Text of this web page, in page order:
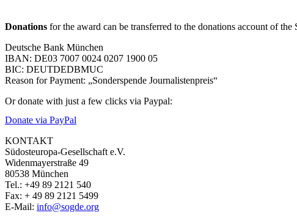
Donations for the award can be transferred to the donations account of the
Deutsche Bank München
IBAN: DE03 7007 0024 0207 1900 05
BIC: DEUTDEDBMUC
Reason for Payment: „Sonderspende Journalistenpreis“
Or donate with just a few clicks via Paypal:
Donate via PayPal
KONTAKT
Südosteuropa-Gesellschaft e.V.
Widenmayerstraße 49
80538 München
Tel.: +49 89 2121 540
Fax: + 49 89 2121 5499
E-Mail: info@sogde.org